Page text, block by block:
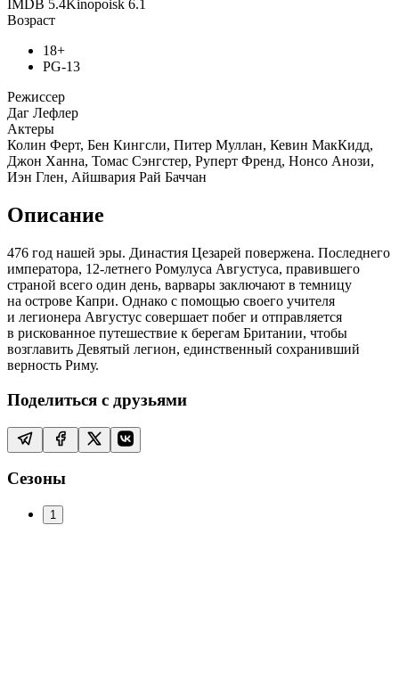
IMDB 5.4Kinopoisk 6.1
Возраст
18+
PG-13
Режиссер
Даг Лефлер
Актеры
Колин Ферт, Бен Кингсли, Питер Муллан, Кевин МакКидд,
Джон Ханна, Томас Сэнгстер, Руперт Френд, Нонсо Анози,
Иэн Глен, Айшвария Рай Баччан
Описание
476 год нашей эры. Династия Цезарей повержена. Последнего
императора, 12-летнего Ромулуса Августуса, правившего
страной всего один день, варвары заключают в темницу
на острове Капри. Однако с помощью своего учителя
и легионера Августус совершает побег и отправляется
в рискованное путешествие к берегам Британии, чтобы
возглавить Девятый легион, единственный сохранивший
верность Риму.
Поделиться с друзьями
Сезоны
1